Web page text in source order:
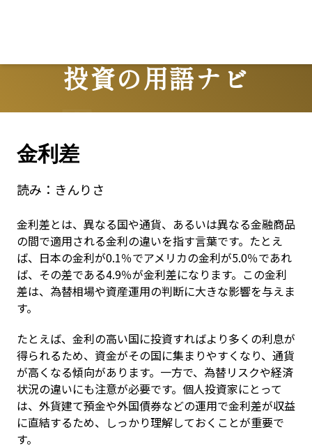
投資の用語ナビ
Terms
金利差
読み： きんりさ
金利差とは、異なる国や通貨、あるいは異なる金融商品
の間で適用される金利の違いを指す言葉です。たとえ
ば、日本の金利が0.1％でアメリカの金利が5.0％であれ
ば、その差である4.9％が金利差になります。この金利
差は、為替相場や資産運用の判断に大きな影響を与えま
す。
たとえば、金利の高い国に投資すればより多くの利息が
得られるため、資金がその国に集まりやすくなり、通貨
が高くなる傾向があります。一方で、為替リスクや経済
状況の違いにも注意が必要です。個人投資家にとって
は、外貨建て預金や外国債券などの運用で金利差が収益
に直結するため、しっかり理解しておくことが重要で
す。